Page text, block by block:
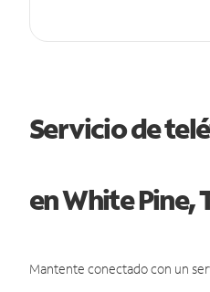
Servicio de
en White Pine,
Mantente conectado con un